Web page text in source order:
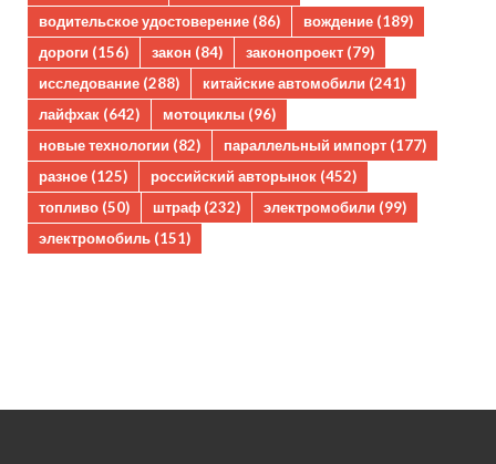
водительское удостоверение (86) вождение (189)
дороги (156) закон (84) законопроект (79)
исследование (288) китайские автомобили (241)
лайфхак (642) мотоциклы (96)
новые технологии (82) параллельный импорт (177)
разное (125) российский авторынок (452)
топливо (50) штраф (232) электромобили (99)
электромобиль (151)